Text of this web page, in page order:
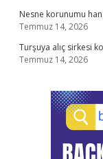
Nesne korunumu
Temmuz 14, 2026
Turşuya alıç sirkesi
Temmuz 14, 2026